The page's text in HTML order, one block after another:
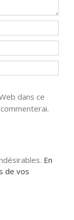
dans ce
En
de vos